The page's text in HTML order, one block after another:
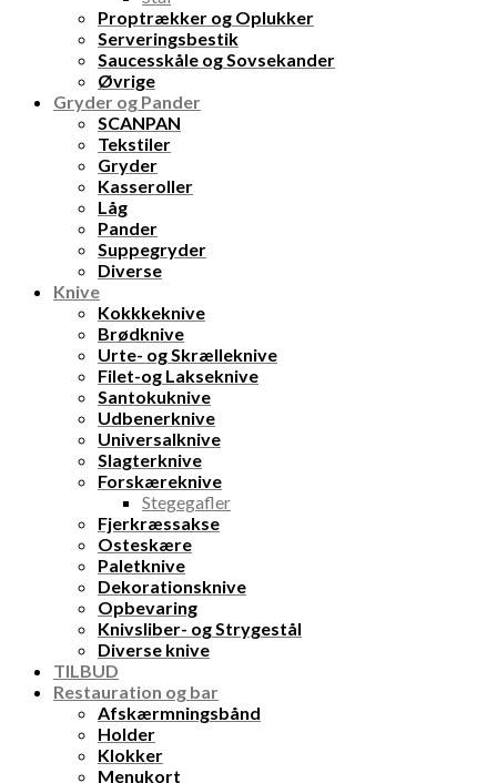
Proptrækker og Oplukker
Serveringsbestik
Saucesskåle og Sovsekander
Øvrige
Gryder og Pander
SCANPAN
Tekstiler
Gryder
Kasseroller
Låg
Pander
Suppegryder
Diverse
Knive
Kokkkeknive
Brødknive
Urte- og Skrælleknive
Filet-og Lakseknive
Santokuknive
Udbenerknive
Universalknive
Slagterknive
Forskæreknive
Stegegafler
Fjerkræssakse
Osteskære
Paletknive
Dekorationsknive
Opbevaring
Knivsliber- og Strygestål
Diverse knive
TILBUD
Restauration og bar
Afskærmningsbånd
Holder
Klokker
Menukort